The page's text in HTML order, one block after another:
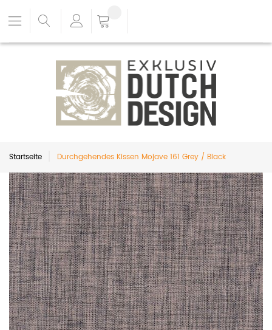
Startseite Durchgehendes Kissen Mojave 161 Grey / Black